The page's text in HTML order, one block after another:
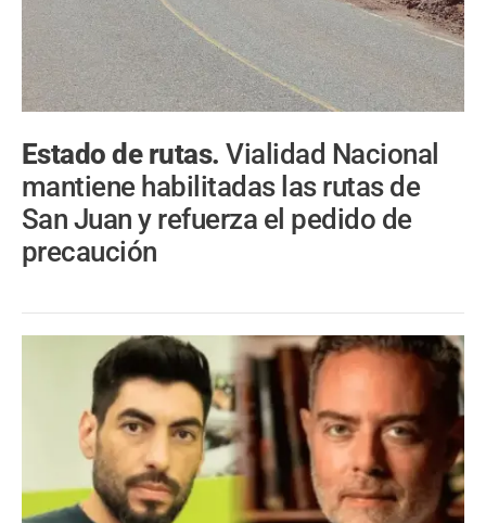
Estado de rutas.Vialidad Nacional
mantiene habilitadas las rutas de
San Juan y refuerza el pedido de
precaución